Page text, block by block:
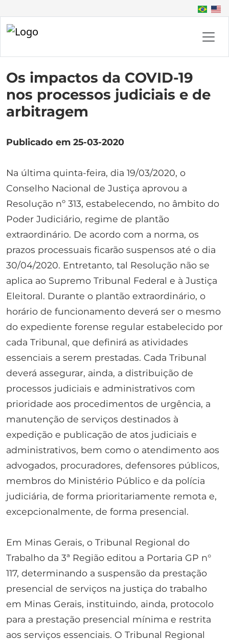
Os impactos da COVID-19
nos processos judiciais e de
arbitragem
Publicado em 25-03-2020
Na última quinta-feira, dia 19/03/2020, o
Conselho Nacional de Justiça aprovou a
Resolução nº 313, estabelecendo, no âmbito do
Poder Judiciário, regime de plantão
extraordinário. De acordo com a norma, os
prazos processuais ficarão suspensos até o dia
30/04/2020. Entretanto, tal Resolução não se
aplica ao Supremo Tribunal Federal e à Justiça
Eleitoral. Durante o plantão extraordinário, o
horário de funcionamento deverá ser o mesmo
do expediente forense regular estabelecido por
cada Tribunal, que definirá as atividades
essenciais a serem prestadas. Cada Tribunal
deverá assegurar, ainda, a distribuição de
processos judiciais e administrativos com
prioridade aos procedimentos de urgência, a
manutenção de serviços destinados à
expedição e publicação de atos judiciais e
administrativos, bem como o atendimento aos
advogados, procuradores, defensores públicos,
membros do Ministério Público e da polícia
judiciária, de forma prioritariamente remota e,
excepcionalmente, de forma presencial.
Em Minas Gerais, o Tribunal Regional do
Trabalho da 3ª Região editou a Portaria GP n°
117, determinando a suspensão da prestação
presencial de serviços na justiça do trabalho
em Minas Gerais, instituindo, ainda, protocolo
para a prestação presencial mínima e restrita
aos serviços essenciais. O Tribunal Regional